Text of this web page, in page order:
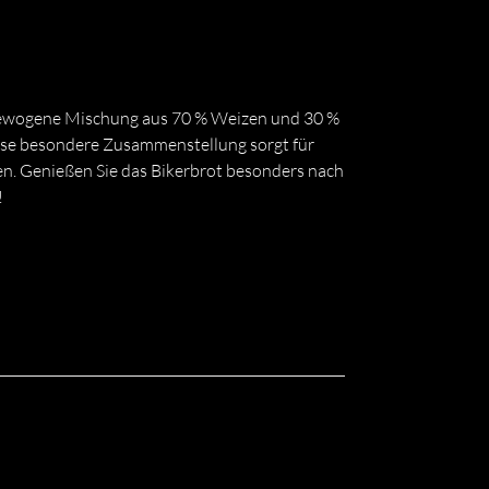
Mischung aus 70 % Weizen und 30 %
besondere Zusammenstellung sorgt für
Genießen Sie das Bikerbrot besonders nach